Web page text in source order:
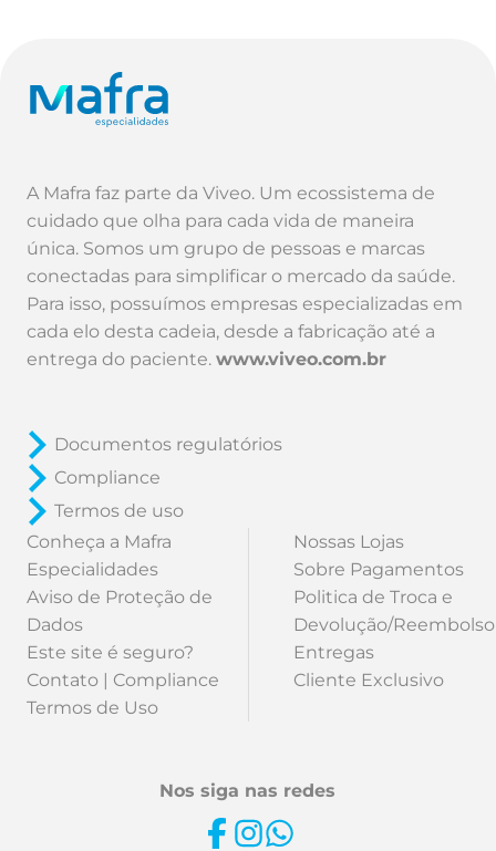
A Mafra faz parte da Viveo. Um ecossistema de
cuidado que olha para cada vida de maneira
única. Somos um grupo de pessoas e marcas
conectadas para simplificar o mercado da saúde.
Para isso, possuímos empresas especializadas em
cada elo desta cadeia, desde a fabricação até a
entrega do paciente.www.viveo.com.br
Documentos regulatórios
Compliance
Termos de uso
Conheça a Mafra
Especialidades
Aviso de Proteção de
Dados
Este site é seguro?
Contato | Compliance
Termos de Uso
Nossas Lojas
Sobre Pagamentos
Politica de Troca e
Devolução/Reembolso
Entregas
Cliente Exclusivo
Nos siga nas redes